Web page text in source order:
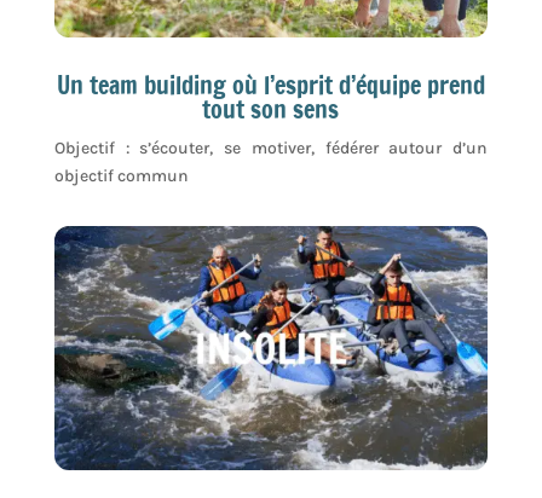
Un team building où l’esprit d’équipe prend
tout son sens
Objectif : s’écouter, se motiver, fédérer autour d’un
objectif commun